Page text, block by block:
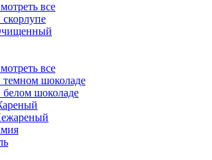
все
все
шоколаде
шоколаде